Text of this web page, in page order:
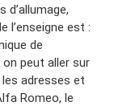
d’allumage,
l’enseigne est :
de
peut aller sur
adresses et
Romeo, le